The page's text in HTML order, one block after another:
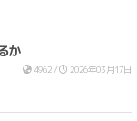
か
4962 / 2026年03月17日